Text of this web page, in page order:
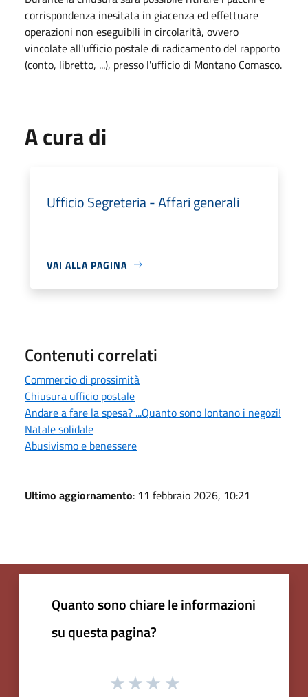
corrispondenza inesitata in giacenza ed effettuare
operazioni non eseguibili in circolarità, ovvero
vincolate all'ufficio postale di radicamento del rapporto
(conto, libretto, ...), presso l'ufficio di Montano Comasco.
A cura di
Ufficio Segreteria - Affari generali
VAI ALLA PAGINA
Contenuti correlati
Commercio di prossimità
Chiusura ufficio postale
Andare a fare la spesa? ...Quanto sono lontano i negozi!
Natale solidale
Abusivismo e benessere
Ultimo aggiornamento: 11 febbraio 2026, 10:21
Quanto sono chiare le informazioni
su questa pagina?